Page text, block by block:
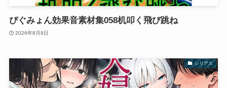
ぴぐみょん効果音素材集058机叩く飛び跳ね
2026年8月9日
シリアス